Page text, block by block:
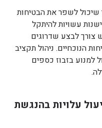
שיכול לשפר את הבטיחות
עשויות להיתקל
צורך לבצע שדרוגים
הנוכחיים. ניהול תקציב
בזבוז כספים
עלויות בהנגשת